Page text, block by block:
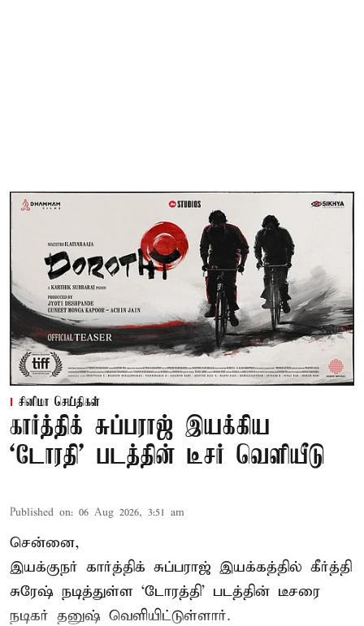
சினிமா செய்திகள்
கார்த்திக் சுப்பராஜ் இயக்கிய
`டோரதி' படத்தின் டீசர் வெளியீடு
Published on: 06 Aug 2026, 3:51 am
சென்னை,
இயக்குநர் கார்த்திக் சுப்பராஜ் இயக்கத்தில் கீர்த்தி
சுரேஷ் நடித்துள்ள `டோரத்தி' படத்தின் டீசரை
நடிகர் தனுஷ் வெளியிட்டுள்ளார்.